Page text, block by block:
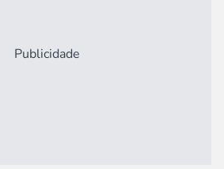
Publicidade